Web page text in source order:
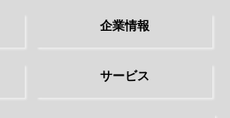
企業情報
サービス